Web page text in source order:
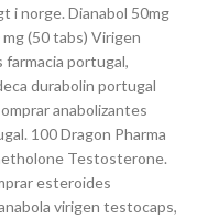
i norge. Dianabol 50mg
(50 tabs) Virigen
farmacia portugal,
durabolin portugal
anabolizantes
100 Dragon Pharma
Testosterone.
esteroides
virigen testocaps,